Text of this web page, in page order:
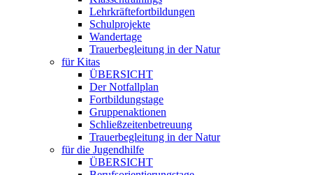
Lehrkräftefortbildungen
Schulprojekte
Wandertage
Trauerbegleitung in der Natur
für Kitas
ÜBERSICHT
Der Notfallplan
Fortbildungstage
Gruppenaktionen
Schließzeitenbetreuung
Trauerbegleitung in der Natur
für die Jugendhilfe
ÜBERSICHT